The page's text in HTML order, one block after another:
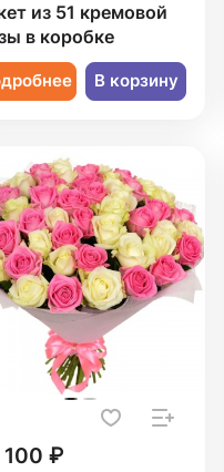
из 51 кремовой
в коробке
В корзину
100 ₽